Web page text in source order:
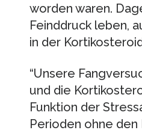
worden waren.
Feinddruck leben,
in der
“Unsere
und die
Funktion der
Perioden ohne